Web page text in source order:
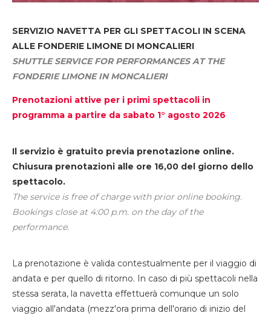
SERVIZIO NAVETTA PER GLI SPETTACOLI IN SCENA
ALLE FONDERIE LIMONE DI MONCALIERI
SHUTTLE SERVICE FOR PERFORMANCES AT THE
FONDERIE LIMONE IN MONCALIERI
Prenotazioni attive per i primi spettacoli in
programma a partire da sabato 1° agosto 2026
Il servizio è gratuito previa prenotazione online.
Chiusura prenotazioni alle ore 16,00 del giorno dello
spettacolo.
The service is free of charge with prior online booking.
Bookings close at 4:00 p.m. on the day of the
performance.
La prenotazione è valida contestualmente per il viaggio di
andata e per quello di ritorno. In caso di più spettacoli nella
stessa serata, la navetta effettuerà comunque un solo
viaggio all'andata (mezz'ora prima dell'orario di inizio del